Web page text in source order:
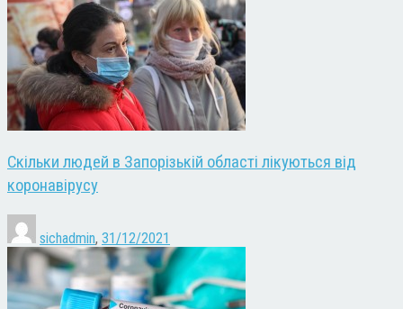
Скільки людей в Запорізькій області лікуються від
коронавірусу
sichadmin, 31/12/2021